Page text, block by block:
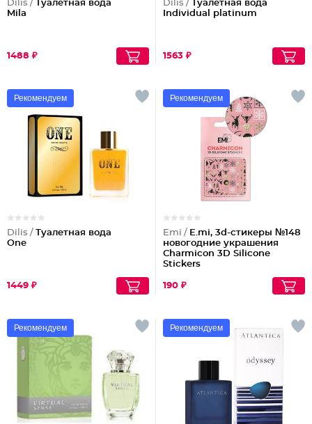
Dilis /
Туалетная вода
Mila
1488 ₽
Dilis /
Туалетная вода
Individual platinum
1563 ₽
Рекомендуем
Dilis / Туалетная вода
One
1449 ₽
Рекомендуем
Emi / E.mi, 3d-стикеры №148
новогодние украшения
Charmicon 3D Silicone
Stickers
190 ₽
Рекомендуем Рекомендуем